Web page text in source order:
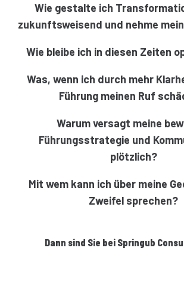
Wie gestalte ich
zukunftsweisend und nehme
Wie bleibe ich in diesen Zeiten
Was, wenn ich durch mehr
Führung meinen Ruf
Warum versagt meine
Führungsstrategie und
plötzlich?
Mit wem kann ich über meine
Zweifel sprechen?
Dann sind Sie bei Springub